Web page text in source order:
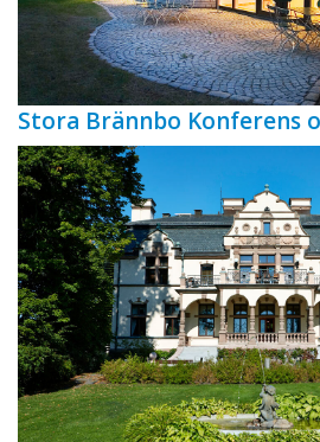
Stora Brännbo Konferens